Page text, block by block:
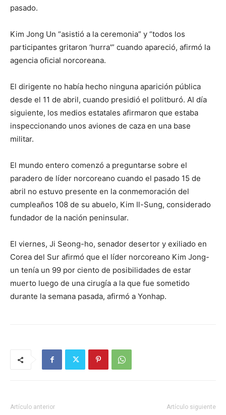
pasado.
Kim Jong Un “asistió a la ceremonia” y “todos los
participantes gritaron ‘hurra'” cuando apareció, afirmó la
agencia oficial norcoreana.
El dirigente no había hecho ninguna aparición pública
desde el 11 de abril, cuando presidió el politburó. Al día
siguiente, los medios estatales afirmaron que estaba
inspeccionando unos aviones de caza en una base
militar.
El mundo entero comenzó a preguntarse sobre el
paradero de líder norcoreano cuando el pasado 15 de
abril no estuvo presente en la conmemoración del
cumpleaños 108 de su abuelo, Kim Il-Sung, considerado
fundador de la nación peninsular.
El viernes, Ji Seong-ho, senador desertor y exiliado en
Corea del Sur afirmó que el líder norcoreano Kim Jong-
un tenía un 99 por ciento de posibilidades de estar
muerto luego de una cirugía a la que fue sometido
durante la semana pasada, afirmó a Yonhap.
Artículo anterior Artículo siguiente